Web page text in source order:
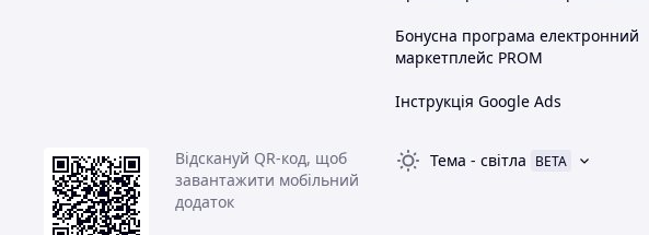
Бонусна програма електронний
маркетплейс PROM
Інструкція Google Ads
Відскануй QR-код, щоб
завантажити мобільний
додаток
Тема - світла BETA